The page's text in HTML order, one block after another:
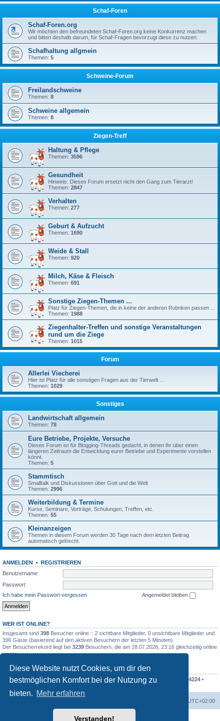
Diese Website nutzt Cookies, um dir den
bestmöglichen Komfort bei der Nutzung zu
bieten. Mehr erfahren
Verstanden!
Schaf-Foren
Schaf-Foren.org
Wir möchten den befreundeten Schaf-Foren.org keine Konkurrenz machen
und bitten deshalb darum, für Schaf-Fragen bevorzugt diese zu nutzen.
Schafhaltung allgmein
Themen: 5
Schweine-Forum
Freilandschweine
Themen: 8
Schweine allgemein
Themen: 8
Ziegen-Treff
Haltung & Pflege
Themen: 3596
Gesundheit
Hinweis: Dieses Forum ersetzt nicht den Gang zum Tierarzt!
Themen: 2847
Verhalten
Themen: 277
Geburt & Aufzucht
Themen: 1690
Weide & Stall
Themen: 920
Milch, Käse & Fleisch
Themen: 691
Sonstige Ziegen-Themen ...
Platz für Ziegen-Themen, die in keine der anderen Rubriken passen ...
Themen: 1988
Ziegenhalter-Treffen und sonstige Veranstaltungen
rund um die Ziege
Themen: 1015
Forum
Allerlei Viecherei
Hier ist Platz für alle sonstigen Fragen aus der Tierwelt ...
Themen: 1029
Sonstiges
Landwirtschaft allgemein
Themen: 78
Eure Betriebe, Projekte, Versuche
Dieses Forum ist für Blogging-Threads gedacht, in denen ihr über einen
längeren Zeitraum die Entwicklung eurer Betriebe und Experimente vorstellen
könnt.
Themen: 5
Stammtisch
Smalltalk und Diskussionen über Gott und die Welt
Themen: 2996
Weiterbildung & Termine
Kurse, Seminare, Vorträge, Schulungen, Treffen, etc.
Themen: 55
Kleinanzeigen
Themen in diesem Forum werden 30 Tage nach dem letzten Beitrag
automatisch gelöscht.
ANMELDEN • REGISTRIEREN
Benutzername:
Passwort:
Ich habe mein Passwort vergessen
Angemeldet bleiben
WER IST ONLINE?
Insgesamt sind 398 Besucher online :: 2 sichtbare Mitglieder, 0 unsichtbare Mitglieder und
396 Gäste (basierend auf den aktiven Besuchern der letzten 5 Minuten)
Der Besucherrekord liegt bei 3239 Besuchern, die am 28.07.2026, 23:16 gleichzeitig online
waren.
STATISTIK
Beiträge insgesamt211988• Themen insgesamt19762• Mitglieder insgesamt 4224 •
Unser neuestes Mitglied:
UTC+02:00
Powered byphpBB® Forum Software © phpBB Limited